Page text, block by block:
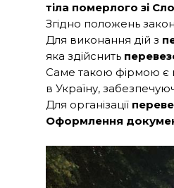
тіла померлого зі
Згідно положень
Для виконання дій з
яка здійснить
Саме такою фірмою є
в Україну,
Для організації
Оформлення